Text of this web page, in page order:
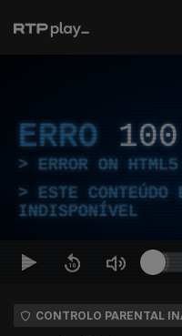
ERRO 100
ERROR ON
ESTE CONTEÚDO
INDISPONÍVEL
CONTROLO PARENTAL